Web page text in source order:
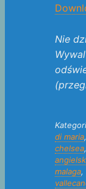
Nie
di maria
chelsea
malaga,